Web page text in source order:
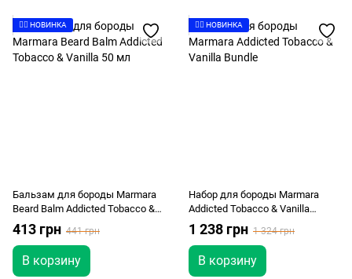
👉🏻 НОВИНКА
Бальзам для бороды Marmara
Beard Balm Addicted Tobacco &
Vanilla 50 мл
413 грн 441 грн
В корзину
👉🏻 НОВИНКА
Набор для бороды Marmara
Addicted Tobacco & Vanilla
Bundle
1 238 грн 1 324 грн
В корзину